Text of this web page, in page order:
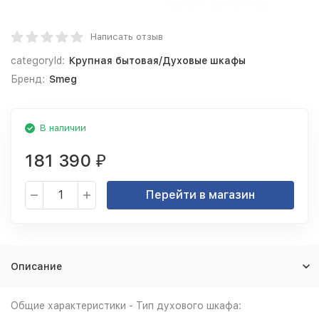
Написать отзыв
categoryId: Крупная бытовая/Духовые шкафы
Бренд: Smeg
В наличии
181 390 ₽
Перейти в магазин
Описание
Общие характеристики - Тип духового шкафа: